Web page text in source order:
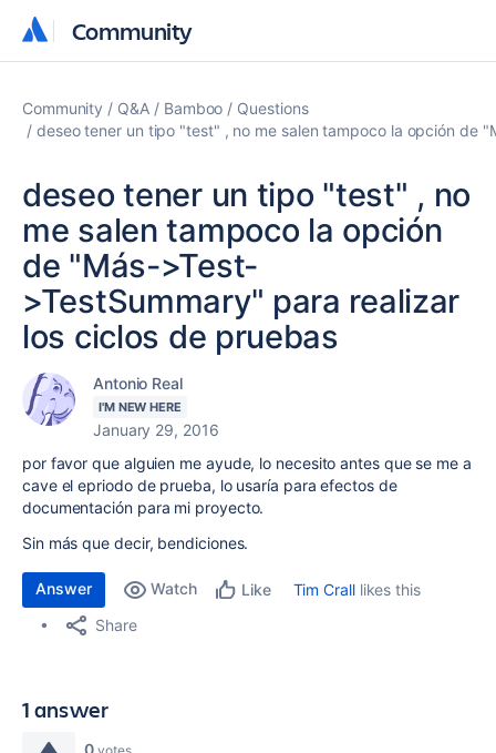
Community
Community
Community Q&A Bamboo
Questions
deseo tener un tipo "test" , no me salen tampoco la opción de
deseo tener un tipo "test" , no
me salen tampoco la opción
de "Más->Test-
>TestSummary" para realizar
los ciclos de pruebas
Antonio Real
I'M NEW HERE
January 29, 2016
por favor que alguien me ayude, lo necesito antes que se me a
cave el epriodo de prueba, lo usaría para efectos de
documentación para mi proyecto.
Sin más que decir, bendiciones.
Answer Watch Like Tim Cralllikes this
Share
1 answer
0 votes